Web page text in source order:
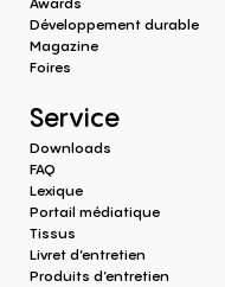
Développement durable
Magazine
Foires
Service
Downloads
FAQ
Lexique
Portail médiatique
Tissus
Livret d’entretien
Produits d‘entretien